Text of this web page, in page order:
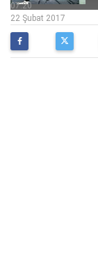
07:20
22 Şubat 2017